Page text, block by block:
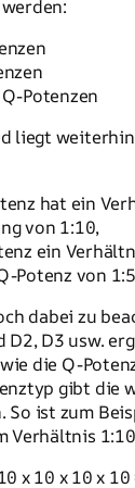
Potenzen
liegt
hat ein
von 1:10,
ein
Potenz von
dabei zu
D2, D3 usw.
die Q-
gibt die
So ist zum
Verhältnis
x 10 x 10 x